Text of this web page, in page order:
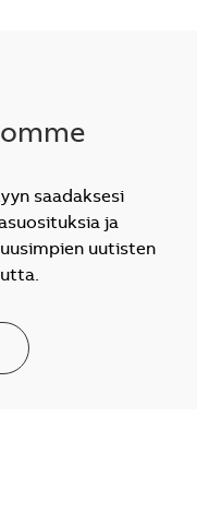
saadaksesi
ja
uutisten